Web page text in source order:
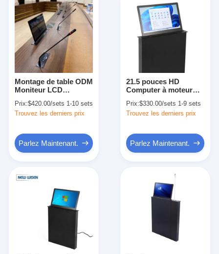
Montage de table ODM
Moniteur LCD
Ascenseur pour
conférence réseau
Prix:$420.00/sets 1-10 sets
Trouvez les derniers prix
Parlez Maintenant.
21.5 pouces HD
Computer à moteur
Ascenseur Affichage
Pour Conférence
Prix:$330.00/sets 1-9 sets
Trouvez les derniers prix
Parlez Maintenant.